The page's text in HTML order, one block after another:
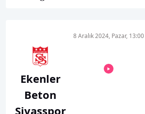
Ekenler
Beton
Sivasspor
8 Aralık 2024, Pazar, 13:00